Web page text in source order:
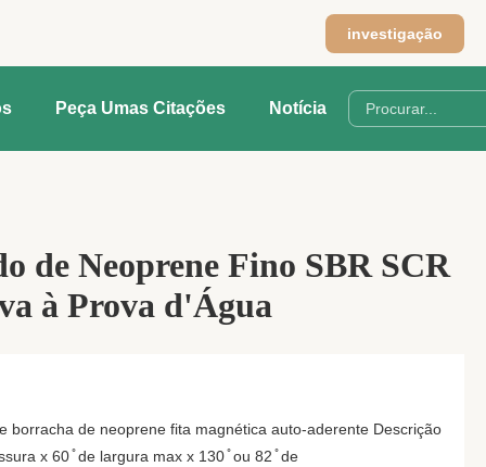
investigação
Peça Umas Citações Notícia
de Neoprene Fino SBR SCR
à Prova d'Água
borracha de neoprene fita magnética auto-aderente Descrição
x 60 ̊ de largura max x 130 ̊ ou 82 ̊ de